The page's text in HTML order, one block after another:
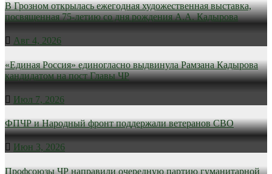
В Грозном открылась ежегодная художественная выставка,
посвященная 75-летию со дня рождения А.А. Кадырова
Авг 4, 2026
«Единая Россия» единогласно выдвинула Рамзана Кадырова
кандидатом на пост Главы ЧР
Июл 7, 2026
ФПЧР и Народный фронт поддержали ветеранов СВО
Июн 3, 2026
Профсоюзы ЧР направили очередную партию гуманитарной